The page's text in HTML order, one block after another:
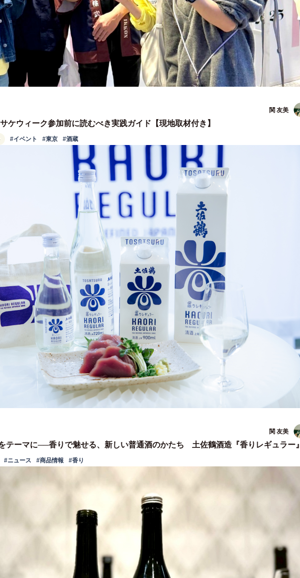
関 友美
ケウィーク参加前に読むべき実践ガイド【現地取材付き】
#イベント #東京 #酒蔵
関 友美
テーマに──香りで魅せる、新しい普通酒のかたち 土佐鶴酒造『香りレギュラー』
#ニュース #商品情報 #香り